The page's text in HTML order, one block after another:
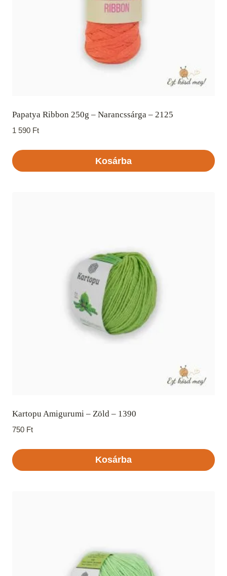
Papatya Ribbon 250g – Narancssárga – 2125
1 590 Ft
Kosárba
Kartopu Amigurumi – Zöld – 1390
750 Ft
Kosárba